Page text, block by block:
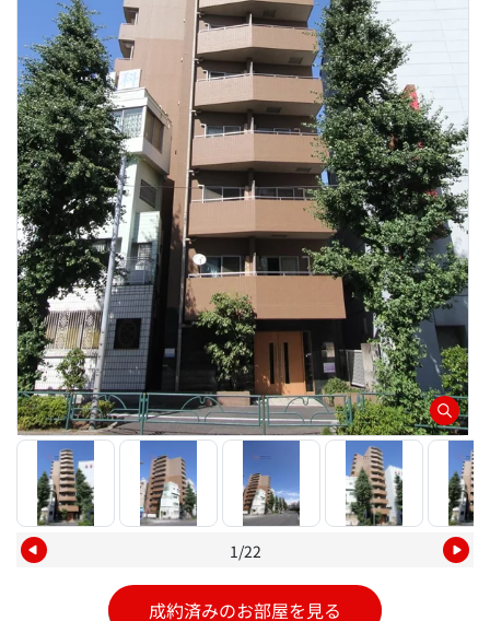
1/22
成約済みのお部屋を見る